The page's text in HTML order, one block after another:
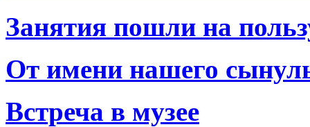
Занятия пошли на
От имени нашего
Встреча в музее